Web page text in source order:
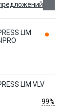
LIM
LIM VLV
99%